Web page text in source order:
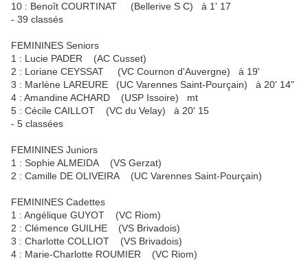
10 : Benoît COURTINAT (Bellerive S C) à 1' 17
- 39 classés
FEMININES Seniors
1 : Lucie PADER (AC Cusset)
2 : Loriane CEYSSAT (VC Cournon d'Auvergne) à 19'
3 : Marlène LAREURE (UC Varennes Saint-Pourçain) à 20' 14"
4 : Amandine ACHARD (USP Issoire) mt
5 : Cécile CAILLOT (VC du Velay) à 20' 15
- 5 classées
FEMININES Juniors
1 : Sophie ALMEIDA (VS Gerzat)
2 : Camille DE OLIVEIRA (UC Varennes Saint-Pourçain)
FEMININES Cadettes
1 : Angélique GUYOT (VC Riom)
2 : Clémence GUILHE (VS Brivadois)
3 : Charlotte COLLIOT (VS Brivadois)
4 : Marie-Charlotte ROUMIER (VC Riom)